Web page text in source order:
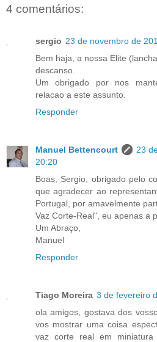
4 comentários:
sergio 23 de novembro de
Bem haja, a nossa Elite
descanso.
Um obrigado por nos
relacao a este assunto.
Responder
Manuel Bettencourt
23
20:20
Boas, Sergio, obrigado pelo
que agradecer ao
Portugal, por amavelmente
Vaz Corte-Real", eu apenas a
Um Abraço,
Manuel
Responder
Tiago Moreira 3 de fevereiro
ola amigos, gostava dos
vos mostrar uma coisa
vaz corte real em